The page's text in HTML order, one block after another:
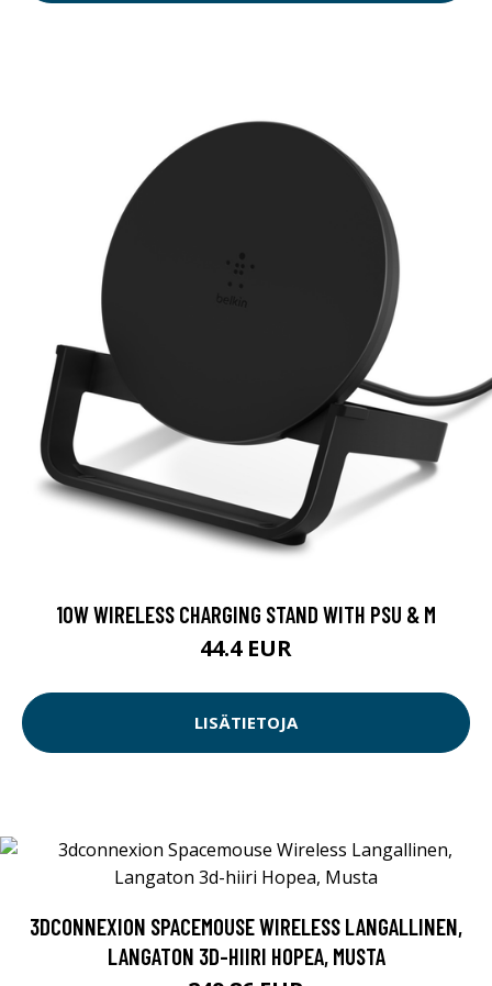
10W WIRELESS CHARGING STAND WITH PSU & M
44.4 EUR
LISÄTIETOJA
3DCONNEXION SPACEMOUSE WIRELESS LANGALLINEN,
LANGATON 3D-HIIRI HOPEA, MUSTA